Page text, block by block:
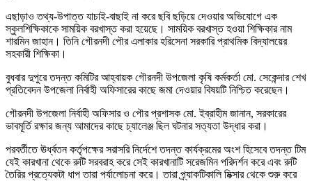
এছাড়াও তথ্য-উপাত্ত যাচাই-বাছাই না করে ছবি ছড়িয়ে দেওয়ার অভিযোগে এক
স্কুলশিক্ষিকাকে সাময়িক বরখাস্ত করা হয়েছে। সাময়িক বরখাস্ত হওয়া শিক্ষিকার নাম
শারমিন জাহান। তিনি গৌরনদী পৌর এলাকার হরিসেনা সরকারি প্রাথমিক বিদ্যালয়ের
সহকারী শিক্ষিকা।
বুধবার দুপুরে তদন্ত কমিটির আহ্বায়ক গৌরনদী উপজেলা কৃষি কর্মকর্তা মো. সেকেন্দার শেখ
প্রতিবেদন উপজেলা নির্বাহী অফিসারের কাছে জমা দেওয়ার বিষয়টি নিশ্চিত করেছেন।
গৌরনদী উপজেলা নির্বাহী অফিসার ও পৌর প্রশাসক মো. ইব্রাহীম জানান, সরকারের
ভাবমূর্তি রক্ষার জন্য আমাদের কাছে চ্যালেঞ্জ ছিল ঘটনার সত্যতা উদ্ধার করা।
পরবর্তীতে ঊর্ধ্বতন কর্তৃপক্ষের সরাসরি নির্দেশে তদন্ত কার্যক্রমের অংশ হিসেবে তদন্ত টিম
যেই কারখানা থেকে রুটি সরবরাহ করে সেই কারখানাটি সরেজমিন পরিদর্শন করে এবং রুটি
তৈরির প্রত্যেকটা ধাপ তারা পর্যালোচনা করে। তারা প্র্যাকটিকালি মিক্সার থেকে শুরু করে